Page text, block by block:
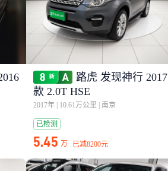
路虎 发现神行 2017
款 2.0T HSE
2017年 10.61万公里 南京
已检测
5.45 万 已减8200元